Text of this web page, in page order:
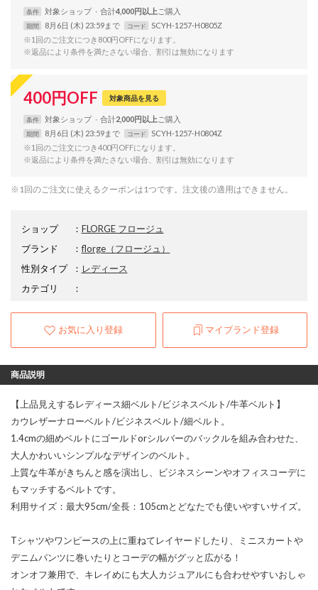
条件 対象ショップ 合計4,000円以上
期間 8月6日 (木) 23:59まで コード
SCYH-1257-H0805Z
※1回のご注文につき800円OFFになります。
※返品により条件を満たさない場合、割引は無効になります
400円OFF 対象商品を見る
条件 対象ショップ 合計2,000円以上
期間 8月6日 (木) 23:59まで コード
SCYH-1257-H0804Z
※1回のご注文につき400円OFFになります。
※返品により条件を満たさない場合、割引は無効になります
※1回のご注文に使えるクーポンは1つです。注文後の適用はできません。
ショップ ： FLORGE フロージュ
ブランド
：florge（フロージュ）
性別タイプ
： レディース
カテゴリ
：
お気に入り登録 マイブランド登録
商品説明
【上品見えするレディース細ベルト/ビジネスベルト/牛革ベルト】
カウレザーナローベルト/ビジネスベルト/細ベルト。
1.4cmの細めベルトにゴールドorシルバーのバックルを組み合わせた、
大人かわいいシンプルなデザインのベルト。
上質な牛革がきちんと感を演出し、ビジネスシーンやオフィスコーデに
もマッチするベルトです。
利用サイズ：最大95cm/全長：105cmとどなたでも使いやすいサイズ。
Tシャツやワンピースの上に重ねてレイヤードしたり、ミニスカートや
デニムパンツに巻いたりとコーデの幅がグッと広がる！
オンオフ兼用で、キレイめにも大人カジュアルにも合わせやすいおしゃ